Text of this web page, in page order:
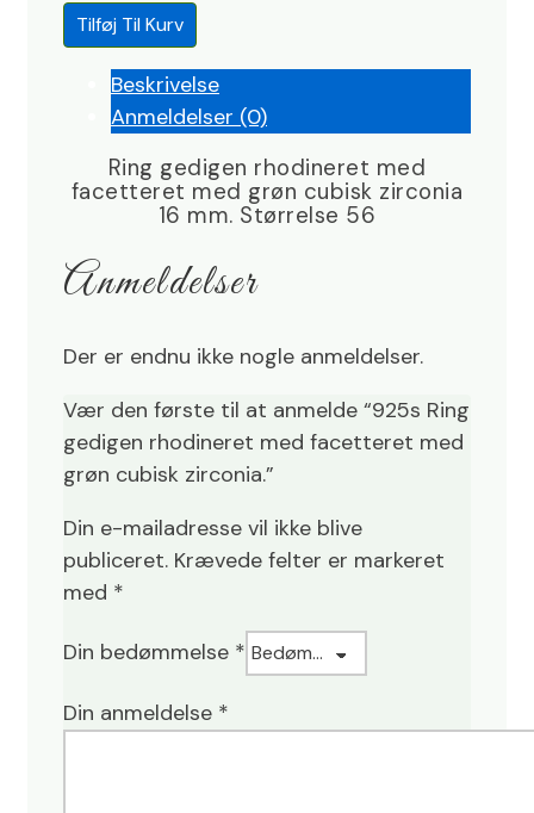
925s
Ring
gedigen
rhodineret
facetteret
cubisk
Tilføj Til Kurv
Beskrivelse
Anmeldelser (0)
Ring gedigen rhodineret med
facetteret med grøn cubisk zirconia
16 mm. Størrelse 56
Anmeldelser
Der er endnu ikke nogle anmeldelser.
Vær den første til at anmelde “925s Ring
gedigen rhodineret med facetteret med
grøn cubisk zirconia.”
Din e-mailadresse vil ikke blive
publiceret. Krævede felter er markeret
med *
Din bedømmelse *
Din anmeldelse *